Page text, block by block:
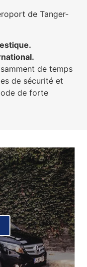
de Tanger-
de temps
de sécurité et
de forte